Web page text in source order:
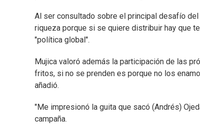
Al ser consultado sobre el principal desafío
riqueza porque si se quiere distribuir hay que
"política global".
Mujica valoró además la participación de las
fritos, si no se prenden es porque no los
añadió.
"Me impresionó la guita que sacó (Andrés)
campaña.